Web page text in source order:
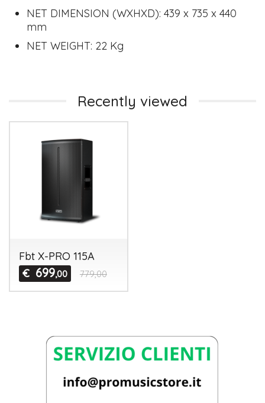
NET DIMENSION (WXHXD): 439 x 735 x 440
mm
NET WEIGHT: 22 Kg
Recently viewed
Fbt X-PRO 115A
€ 699,00 779,00